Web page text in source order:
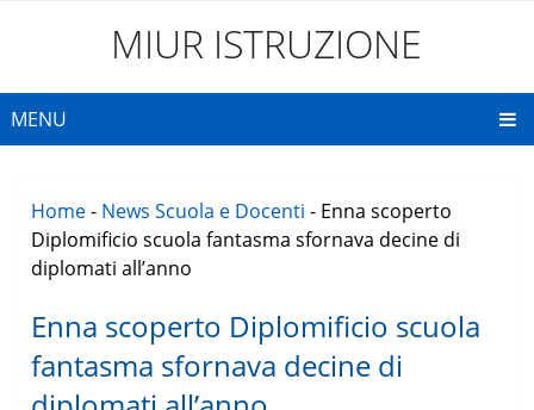
MIUR ISTRUZIONE
MENU
Home- News Scuola e Docenti - Enna scoperto
Diplomificio scuola fantasma sfornava decine di
diplomati all’anno
Enna scoperto Diplomificio scuola
fantasma sfornava decine di